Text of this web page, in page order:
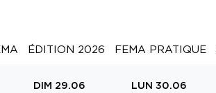
ÉDITION 2026 FEMA PRATIQUE
DIM 29.06 LUN 30.06